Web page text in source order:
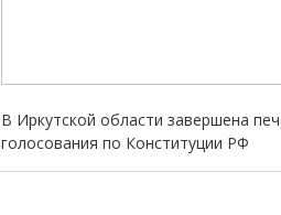
В Иркутской области завершена
голосования по Конституции РФ